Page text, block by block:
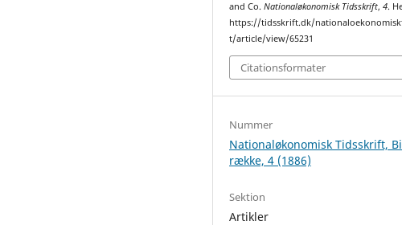
and Co.Nationaløkonomisk Tidsskrift,4.
https://tidsskrift.dk/
t/article/view/65231
Citationsformater
Nummer
Nationaløkonomisk Tidsskrift,
række, 4 (1886)
Sektion
Artikler